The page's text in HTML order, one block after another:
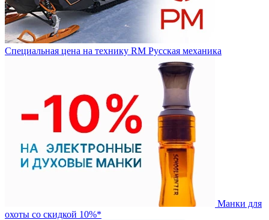
Специальная цена на технику RM Русская механика
Манки для
охоты со скидкой 10%*